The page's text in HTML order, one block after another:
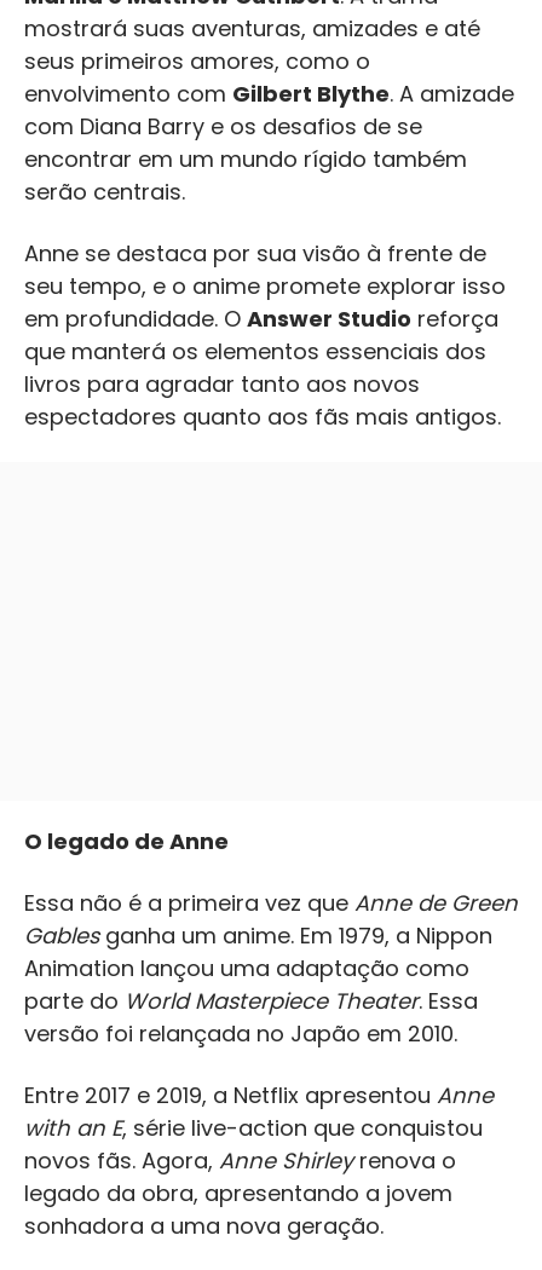
mostrará suas aventuras, amizades e até
seus primeiros amores, como o
envolvimento com Gilbert Blythe. A amizade
com Diana Barry e os desafios de se
encontrar em um mundo rígido também
serão centrais.
Anne se destaca por sua visão à frente de
seu tempo, e o anime promete explorar isso
em profundidade. O Answer Studio reforça
que manterá os elementos essenciais dos
livros para agradar tanto aos novos
espectadores quanto aos fãs mais antigos.
O legado de Anne
Essa não é a primeira vez que Anne de Green
Gablesganha um anime. Em 1979, a Nippon
Animation lançou uma adaptação como
parte do World Masterpiece Theater. Essa
versão foi relançada no Japão em 2010.
Entre 2017 e 2019, a Netflix apresentou Anne
with an E, série live-action que conquistou
novos fãs. Agora, Anne Shirleyrenova o
legado da obra, apresentando a jovem
sonhadora a uma nova geração.